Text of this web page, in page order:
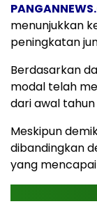
menunjukkan
peningkatan
Berdasarkan
modal telah
dari awal tahun
Meskipun
dibandingkan
yang